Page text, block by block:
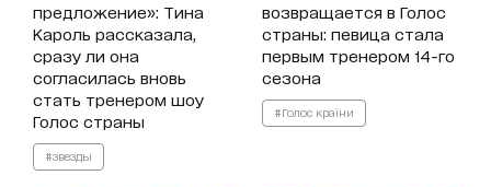
предложение»: Тина
Кароль рассказала,
сразу ли она
согласилась вновь
стать тренером шоу
Голос страны
#звезды
возвращается в Голос
страны: певица стала
первым тренером 14-го
сезона
#Голос країни